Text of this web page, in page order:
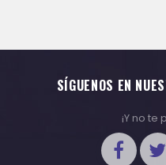
SÍGUENOS EN
¡Y no